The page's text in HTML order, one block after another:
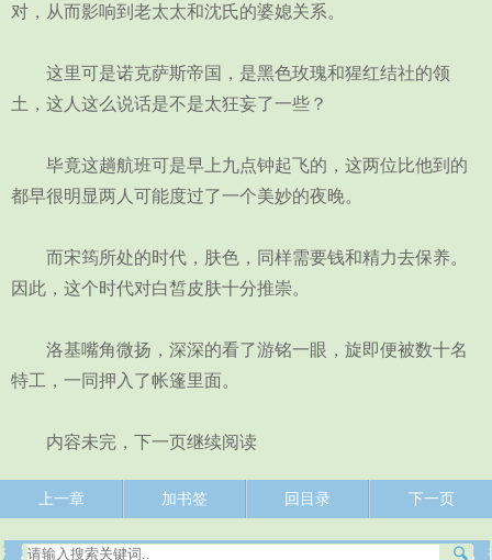
对，从而影响到老太太和沈氏的婆媳关系。
这里可是诺克萨斯帝国，是黑色玫瑰和猩红结社的领
土，这人这么说话是不是太狂妄了一些？
毕竟这趟航班可是早上九点钟起飞的，这两位比他到的
都早很明显两人可能度过了一个美妙的夜晚。
而宋筠所处的时代，肤色，同样需要钱和精力去保养。
因此，这个时代对白皙皮肤十分推崇。
洛基嘴角微扬，深深的看了游铭一眼，旋即便被数十名
特工，一同押入了帐篷里面。
内容未完，下一页继续阅读
上一章 加书签 回目录 下一页